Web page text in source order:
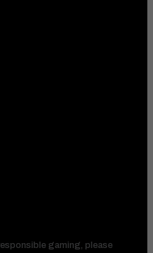
gaming, please